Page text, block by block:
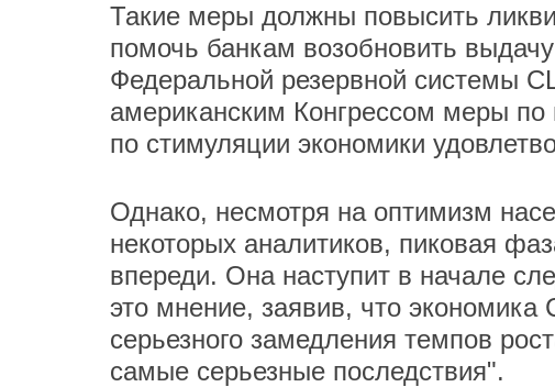
Такие меры должны повысить
помочь банкам возобновить
Федеральной резервной системы
американским Конгрессом меры по
по стимуляции экономики
Однако, несмотря на оптимизм
некоторых аналитиков, пиковая
впереди. Она наступит в начале
это мнение, заявив, что
серьезного замедления темпов
самые серьезные последствия".